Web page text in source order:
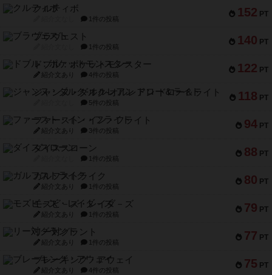
152 PT
クルティボ
1件の投稿
140 PT
ブラヴェスト
1件の投稿
122 PT
ドブル：ポケットモンスター
紹介文あり 4件の投稿
118 PT
ジャンヌ・ダルク-オルレアン ドロー＆ライト
5件の投稿
94 PT
ファースト・イン・フライト
紹介文あり 3件の投稿
88 PT
ダイススローン
1件の投稿
80 PT
ガルフストライク
紹介文あり 1件の投稿
79 PT
モズビ－ズ・レイダ－ズ
紹介文あり 1件の投稿
77 PT
リー対グラント
紹介文あり 1件の投稿
75 PT
ブレーキング・アウェイ
紹介文あり 4件の投稿